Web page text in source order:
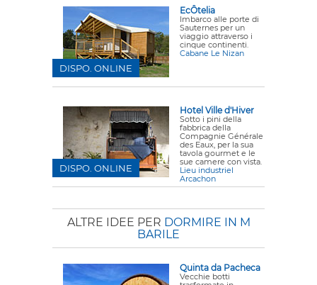
EcÔtelia
Imbarco alle porte di
Sauternes per un
viaggio attraverso i
cinque continenti.
Cabane Le Nizan
DISPO. ONLINE
Hotel Ville d'Hiver
Sotto i pini della
fabbrica della
Compagnie Générale
des Eaux, per la sua
tavola gourmet e le
sue camere con vista.
Lieu industriel
Arcachon
DISPO. ONLINE
ALTRE IDEE PER DORMIRE IN M
BARILE
Quinta da Pacheca
Vecchie botti